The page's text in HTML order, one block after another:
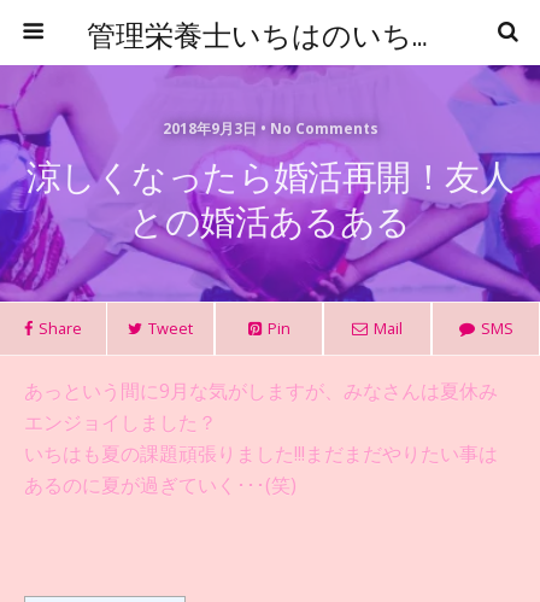
管理栄養士いちはのいちからはじめる食事管理
2018年9月3日 • No Comments
涼しくなったら婚活再開！友人
との婚活あるある
Share Tweet Pin Mail SMS
あっという間に9月な気がしますが、みなさんは夏休み
エンジョイしました？
いちはも夏の課題頑張りました!!!まだまだやりたい事は
あるのに夏が過ぎていく･･･(笑)